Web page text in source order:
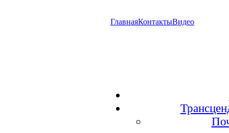
ГлавнаяКонтактыВидео